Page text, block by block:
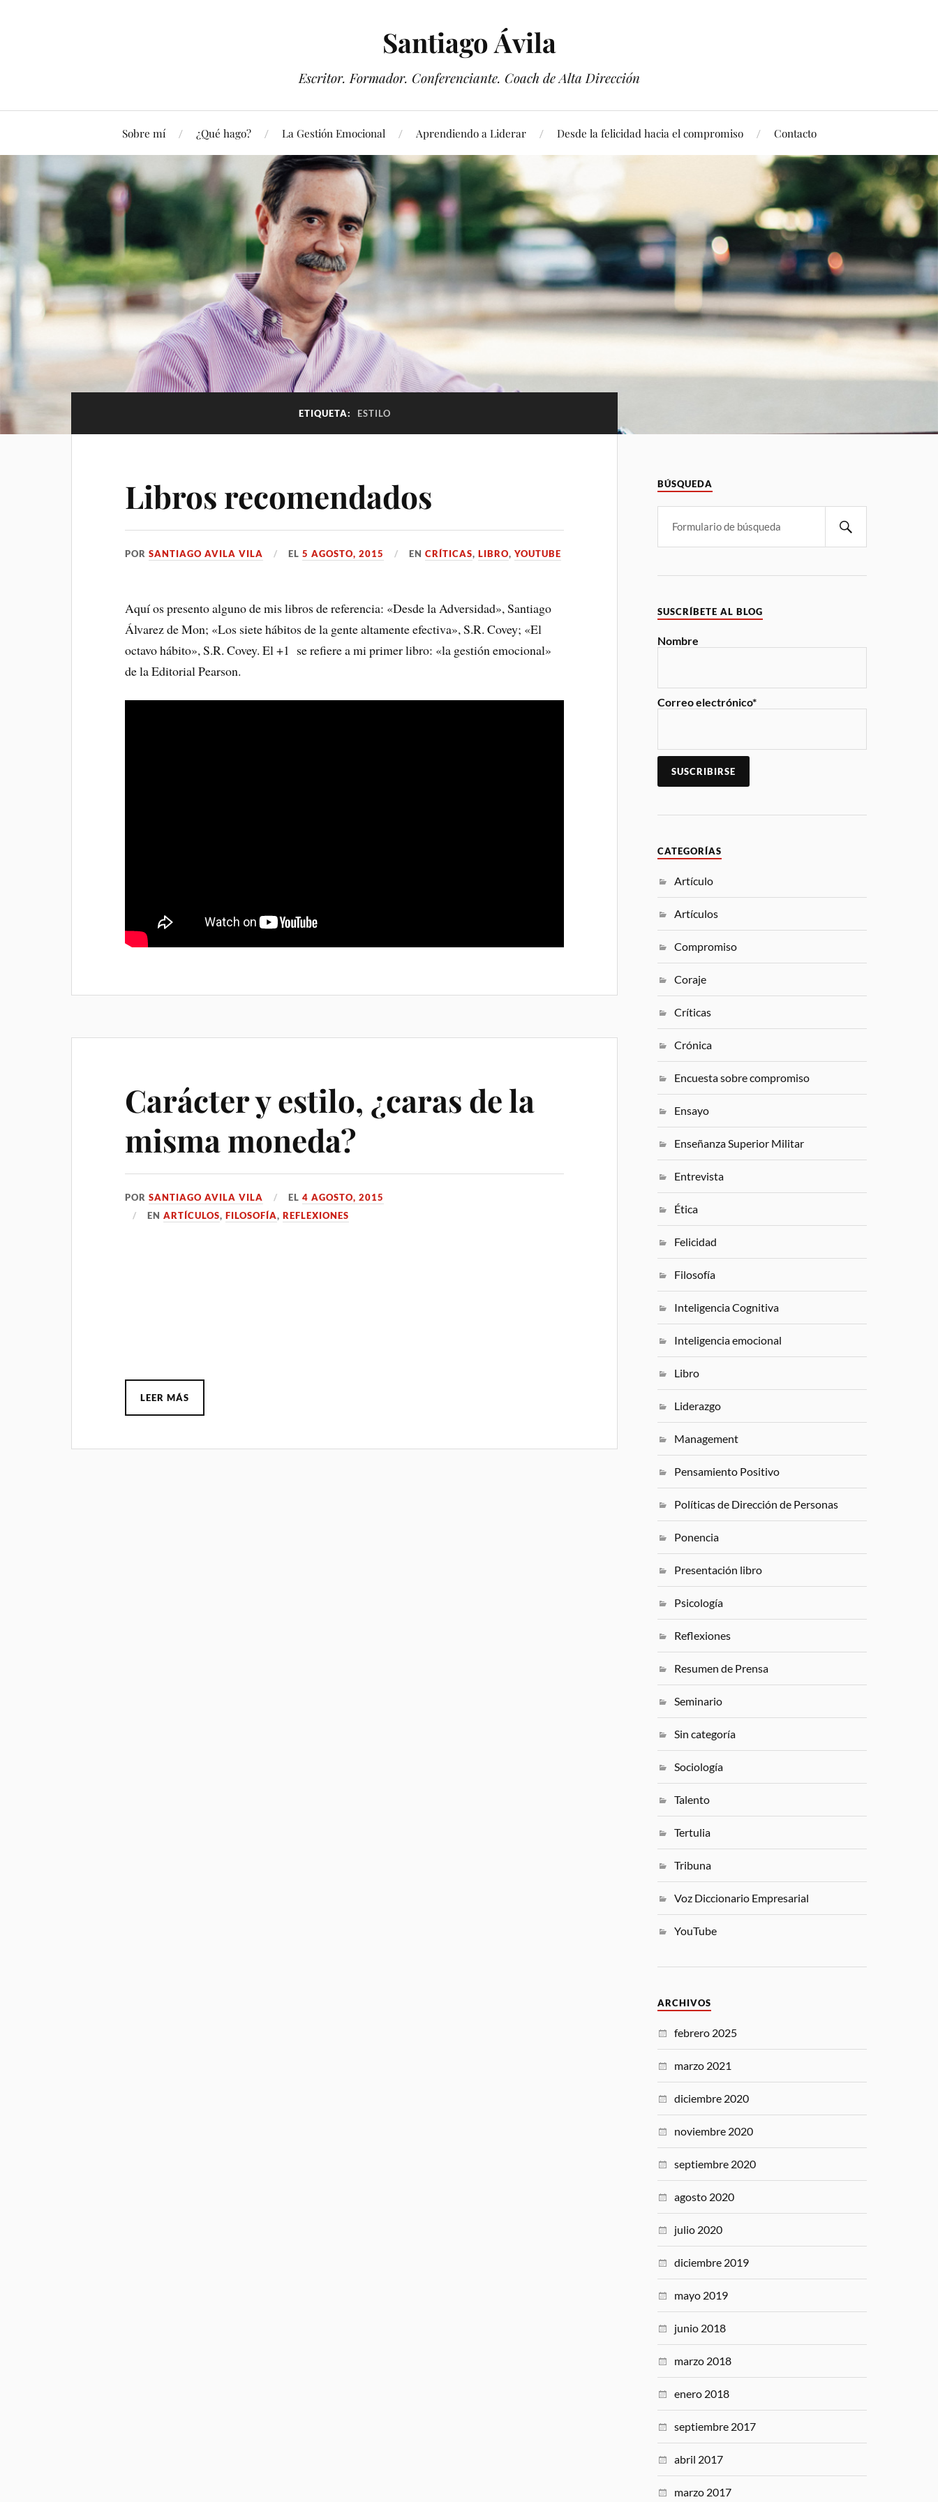
Santiago Ávila
Escritor. Formador. Conferenciante. Coach de Alta Dirección
Sobre mí ¿Qué hago? La Gestión Emocional Aprendiendo a Liderar Desde la felicidad hacia el compromiso Contacto
ETIQUETA: ESTILO
Libros recomendados
PORSANTIAGO AVILA VILA EL5 AGOSTO, 2015 ENCRÍTICAS,LIBRO,YOUTUBE
Aquí os presento alguno de mis libros de referencia: «Desde la Adversidad», Santiago
Álvarez de Mon; «Los siete hábitos de la gente altamente efectiva», S.R. Covey; «El
octavo hábito», S.R. Covey. El +1 se refiere a mi primer libro: «la gestión emocional»
de la Editorial Pearson.
Carácter y estilo, ¿caras de la
misma moneda?
PORSANTIAGO AVILA VILA EL4 AGOSTO, 2015
ENARTÍCULOS,FILOSOFÍA,REFLEXIONES
LEER MÁS
BÚSQUEDA
SUSCRÍBETE AL BLOG
Nombre
Correo electrónico*
CATEGORÍAS
Artículo
Artículos
Compromiso
Coraje
Críticas
Crónica
Encuesta sobre compromiso
Ensayo
Enseñanza Superior Militar
Entrevista
Ética
Felicidad
Filosofía
Inteligencia Cognitiva
Inteligencia emocional
Libro
Liderazgo
Management
Pensamiento Positivo
Políticas de Dirección de Personas
Ponencia
Presentación libro
Psicología
Reflexiones
Resumen de Prensa
Seminario
Sin categoría
Sociología
Talento
Tertulia
Tribuna
Voz Diccionario Empresarial
YouTube
ARCHIVOS
febrero 2025
marzo 2021
diciembre 2020
noviembre 2020
septiembre 2020
agosto 2020
julio 2020
diciembre 2019
mayo 2019
junio 2018
marzo 2018
enero 2018
septiembre 2017
abril 2017
marzo 2017